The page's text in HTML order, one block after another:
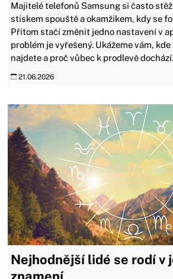
Majitelé telefonů Samsung si často
stiskem spouště a okamžikem, kdy se
Přitom stačí změnit jedno nastavení v
problém je vyřešený. Ukážeme vám,
najdete a proč vůbec k prodlevě dochází.
21.06.2026
Nejhodnější lidé se rodí v
znamení